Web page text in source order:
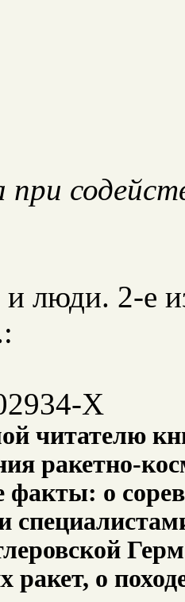
при
люди. 2-е
Х
читателю
ракетно-
факты: о
ракет, о